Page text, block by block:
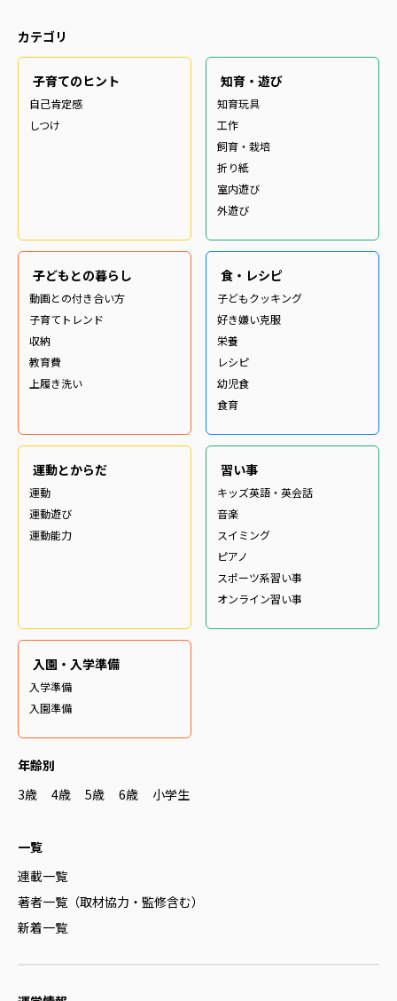
カテゴリ
子育てのヒント
自己肯定感
しつけ
知育・遊び
知育玩具
工作
飼育・栽培
折り紙
室内遊び
外遊び
子どもとの暮らし
動画との付き合い方
子育てトレンド
収納
教育費
上履き洗い
食・レシピ
子どもクッキング
好き嫌い克服
栄養
レシピ
幼児食
食育
運動とからだ
運動
運動遊び
運動能力
習い事
キッズ英語・英会話
音楽
スイミング
ピアノ
スポーツ系習い事
オンライン習い事
入園・入学準備
入学準備
入園準備
年齢別
3歳
4歳 5歳 6歳 小学生
一覧
連載一覧
著者一覧（取材協力・監修含む）
新着一覧